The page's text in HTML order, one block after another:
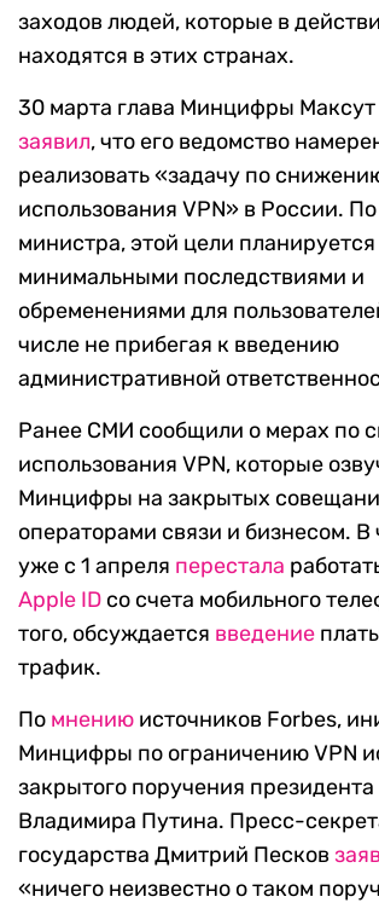
заходов людей, которые в
находятся в этих странах.
30 марта глава Минцифры
заявил, что его ведомство
реализовать «задачу по
использования VPN» в России.
министра, этой цели
минимальными последствиями и
обременениями для
числе не прибегая к введению
административной
Ранее СМИ сообщили о мерах по
использования VPN, которые
Минцифры на закрытых
операторами связи и бизнесом. В
уже с 1 апреля перестала
Apple ID со счета мобильного
того, обсуждается введение
трафик.
По мнению источников Forbes,
Минцифры по ограничению VPN
закрытого поручения
Владимира Путина. Пресс-
государства Дмитрий Песков
«ничего неизвестно о таком